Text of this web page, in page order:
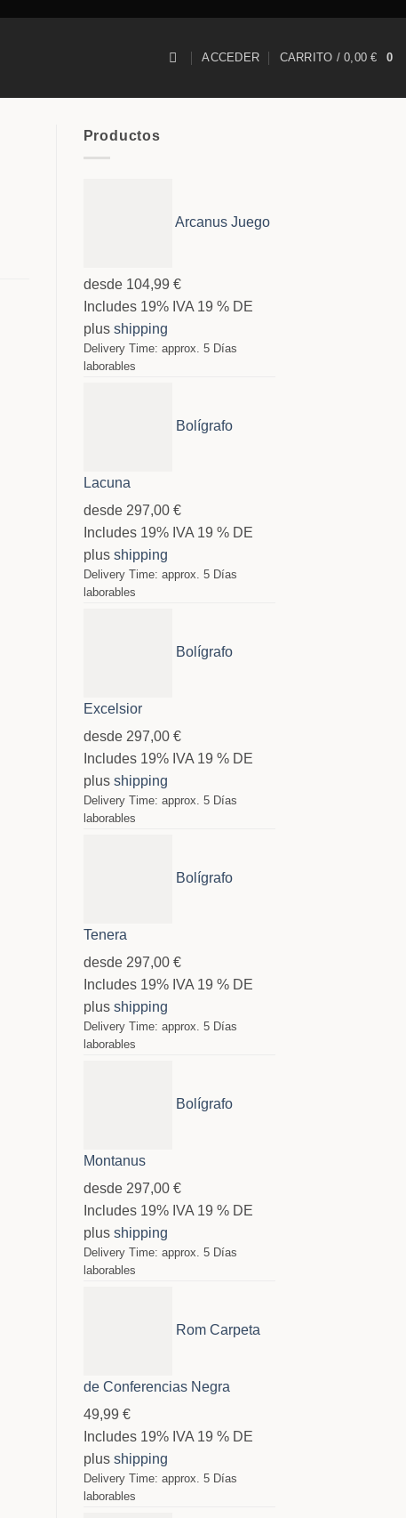
ACCEDER CARRITO /0,00€ 0
Productos
Arcanus Juego
desde 104,99 €
Includes 19% IVA 19 % DE
plus shipping
Delivery Time: approx. 5 Días
laborables
Bolígrafo
Lacuna
desde 297,00 €
Includes 19% IVA 19 % DE
plus shipping
Delivery Time: approx. 5 Días
laborables
Bolígrafo
Excelsior
desde 297,00 €
Includes 19% IVA 19 % DE
plus shipping
Delivery Time: approx. 5 Días
laborables
Bolígrafo
Tenera
desde 297,00 €
Includes 19% IVA 19 % DE
plus shipping
Delivery Time: approx. 5 Días
laborables
Bolígrafo
Montanus
desde 297,00 €
Includes 19% IVA 19 % DE
plus shipping
Delivery Time: approx. 5 Días
laborables
Rom Carpeta
de Conferencias Negra
49,99 €
Includes 19% IVA 19 % DE
plus shipping
Delivery Time: approx. 5 Días
laborables